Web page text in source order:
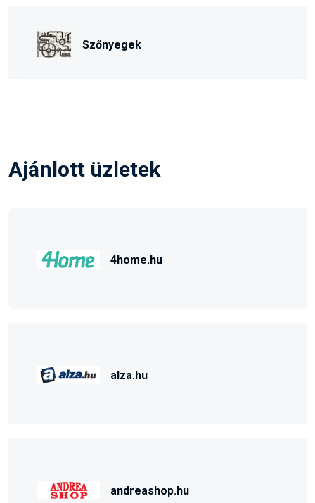
Szőnyegek
Ajánlott üzletek
4home.hu
alza.hu
andreashop.hu